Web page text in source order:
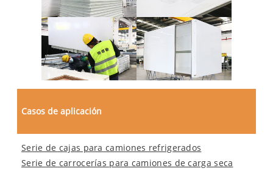
Casos de aplicación
Serie de cajas para camiones refrigerados
Serie de carrocerías para camiones de carga seca